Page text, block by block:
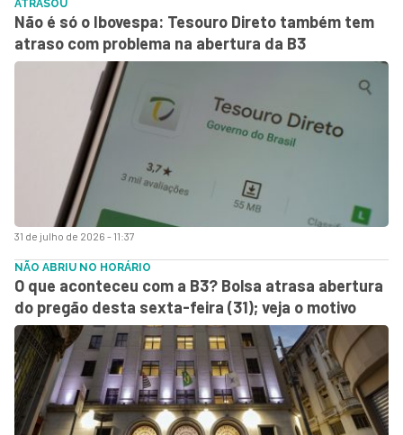
31 de julho de 2026 - 11:37
ATRASOU
Não é só o Ibovespa: Tesouro Direto também tem
atraso com problema na abertura da B3
NÃO ABRIU NO HORÁRIO
O que aconteceu com a B3? Bolsa atrasa abertura
do pregão desta sexta-feira (31); veja o motivo